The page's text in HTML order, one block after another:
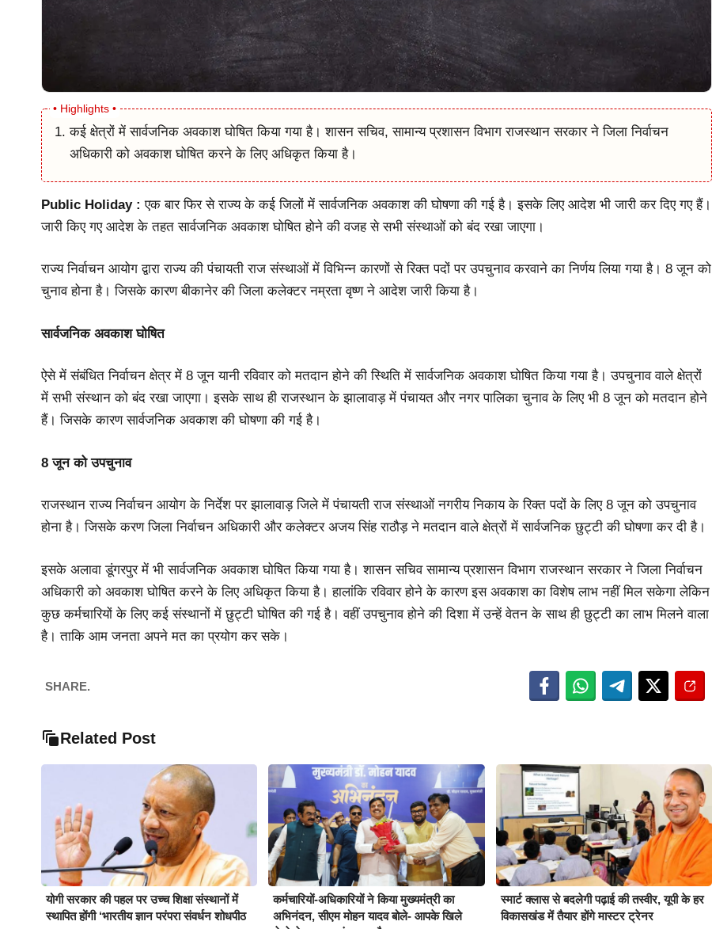
कई क्षेत्रों में सार्वजनिक अवकाश घोषित किया गया है। शासन सचिव, सामान्य प्रशासन विभाग राजस्थान सरकार ने जिला निर्वाचन
अधिकारी को अवकाश घोषित करने के लिए अधिकृत किया है।
Public Holiday :एक बार फिर से राज्य के कई जिलों में सार्वजनिक अवकाश की घोषणा की गई है। इसके लिए आदेश भी जारी कर दिए गए हैं।
जारी किए गए आदेश के तहत सार्वजनिक अवकाश घोषित होने की वजह से सभी संस्थाओं को बंद रखा जाएगा।
राज्य निर्वाचन आयोग द्वारा राज्य की पंचायती राज संस्थाओं में विभिन्न कारणों से रिक्त पदों पर उपचुनाव करवाने का निर्णय लिया गया है। 8 जून को
चुनाव होना है। जिसके कारण बीकानेर की जिला कलेक्टर नम्रता वृष्ण ने आदेश जारी किया है।
सार्वजनिक अवकाश घोषित
ऐसे में संबंधित निर्वाचन क्षेत्र में 8 जून यानी रविवार को मतदान होने की स्थिति में सार्वजनिक अवकाश घोषित किया गया है। उपचुनाव वाले क्षेत्रों
में सभी संस्थान को बंद रखा जाएगा। इसके साथ ही राजस्थान के झालावाड़ में पंचायत और नगर पालिका चुनाव के लिए भी 8 जून को मतदान होने
हैं। जिसके कारण सार्वजनिक अवकाश की घोषणा की गई है।
8 जून को उपचुनाव
राजस्थान राज्य निर्वाचन आयोग के निर्देश पर झालावाड़ जिले में पंचायती राज संस्थाओं नगरीय निकाय के रिक्त पदों के लिए 8 जून को उपचुनाव
होना है। जिसके करण जिला निर्वाचन अधिकारी और कलेक्टर अजय सिंह राठौड़ ने मतदान वाले क्षेत्रों में सार्वजनिक छुट्टी की घोषणा कर दी है।
इसके अलावा डूंगरपुर में भी सार्वजनिक अवकाश घोषित किया गया है। शासन सचिव सामान्य प्रशासन विभाग राजस्थान सरकार ने जिला निर्वाचन
अधिकारी को अवकाश घोषित करने के लिए अधिकृत किया है। हालांकि रविवार होने के कारण इस अवकाश का विशेष लाभ नहीं मिल सकेगा लेकिन
कुछ कर्मचारियों के लिए कई संस्थानों में छुट्टी घोषित की गई है। वहीं उपचुनाव होने की दिशा में उन्हें वेतन के साथ ही छुट्टी का लाभ मिलने वाला
है। ताकि आम जनता अपने मत का प्रयोग कर सके।
SHARE.
Related Post
योगी सरकार की पहल पर उच्च शिक्षा संस्थानों में
स्थापित होंगी ‘भारतीय ज्ञान परंपरा संवर्धन शोधपीठ
कर्मचारियों-अधिकारियों ने किया मुख्यमंत्री का
अभिनंदन, सीएम मोहन यादव बोले- आपके खिले
स्मार्ट क्लास से बदलेगी पढ़ाई की तस्वीर, यूपी के हर
विकासखंड में तैयार होंगे मास्टर ट्रेनर